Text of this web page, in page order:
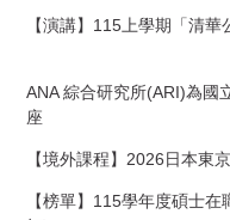
【演講】115上學期「清
ANA 綜合研究所(ARI)為國
座
【境外課程】2026日本東
【榜單】115學年度碩士